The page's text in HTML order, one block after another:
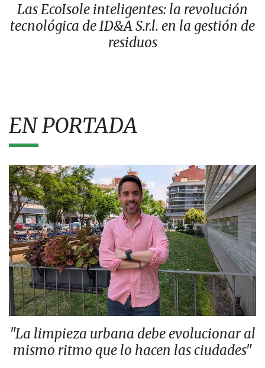
Las EcoIsole inteligentes: la revolución
tecnológica de ID&A S.r.l. en la gestión de
residuos
EN PORTADA
"La limpieza urbana debe evolucionar al
mismo ritmo que lo hacen las ciudades"